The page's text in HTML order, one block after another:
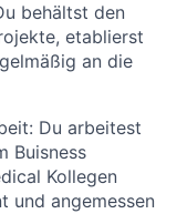
behältst den
etablierst
an die
Du arbeitest
Buisness
Kollegen
und angemessen